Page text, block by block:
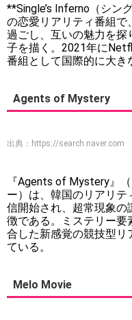
**Single’s Inferno（シン
の恋愛リアリティ番組
過ごし、互いの魅力を探
子を描く。2021年に
番組として国際的に大き
Agents of Mystery
出典： https://search.naver.com
『Agents of Mystery』
ー）は、韓国のリアリ
信開始され、超常現象
徴である。ミステリー要
合した新感覚の競技型リ
ている。
Melo Movie